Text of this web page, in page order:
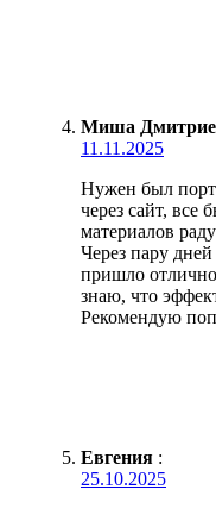
Миша
11.11.2025
Нужен был
через сайт, все
материалов
Через пару
пришло
знаю, что
Рекомендую
Евгения :
25.10.2025